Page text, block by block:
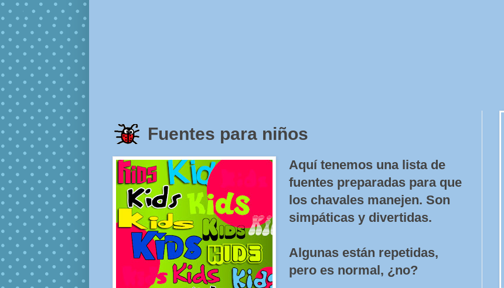
Fuentes para niños
Aquí tenemos una lista de
fuentes preparadas para que
los chavales manejen. Son
simpáticas y divertidas.
Algunas están repetidas,
pero es normal, ¿no?